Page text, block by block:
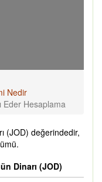
Nedir
Eder Hesaplama
(JOD) değerindedir,
Dinarı (JOD)